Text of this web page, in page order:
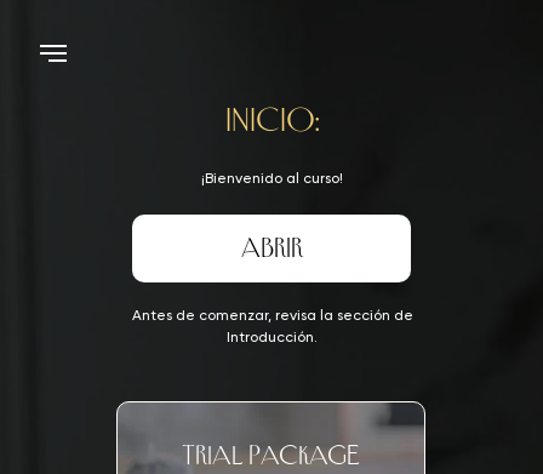
INICIO:
¡Bienvenido al curso!
Antes de comenzar, revisa la sección de
Introducción.
Trial Package
ABRIR